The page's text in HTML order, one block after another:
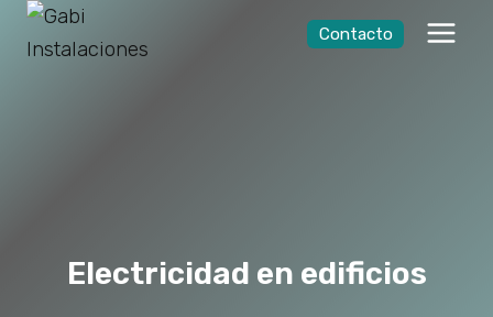
Saltar
Contacto
Electricidad en edificios